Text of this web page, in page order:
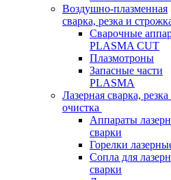
Воздушно-плазменная
сварка, резка и
Сварочные
PLASMA CUT
Плазмотроны
Запасные части
PLASMA
Лазерная сварка, резка
очистка
Аппараты
сварки
Горелки
Сопла для
сварки